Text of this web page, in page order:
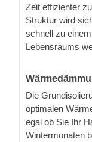
Zeit effizienter
Struktur wird
schnell zu
Lebensraums
Die
optimalen
egal ob Sie Ihr
Wintermonaten